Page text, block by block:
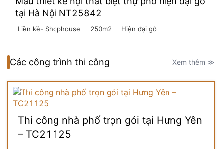
tại Hà Nội NT25842
Liền kề- Shophouse 250m2 Hiện đại gỗ
Các công trình thi công Xem thêm ≫
Thi công nhà phố trọn gói tại Hưng Yên
– TC21125